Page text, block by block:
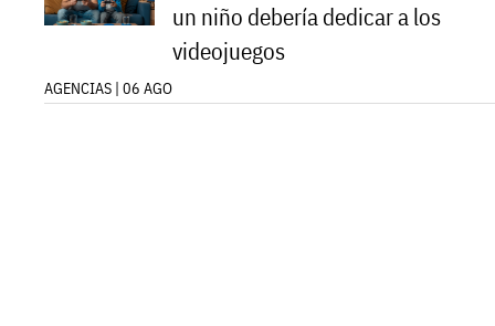
un niño debería dedicar a los
videojuegos
AGENCIAS | 06 AGO